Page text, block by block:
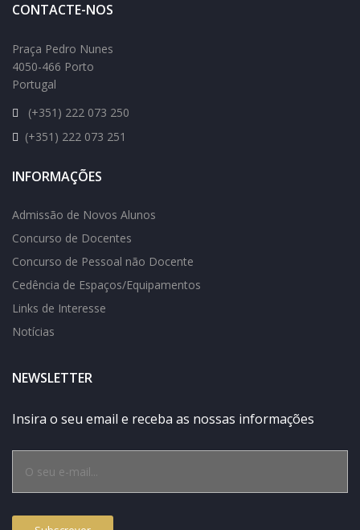
CONTACTE-NOS
Praça Pedro Nunes
4050-466 Porto
Portugal
(+351) 222 073 250
(+351) 222 073 251
INFORMAÇÕES
Admissão de Novos Alunos
Concurso de Docentes
Concurso de Pessoal não Docente
Cedência de Espaços/Equipamentos
Links de Interesse
Notícias
NEWSLETTER
Insira o seu email e receba as nossas informações